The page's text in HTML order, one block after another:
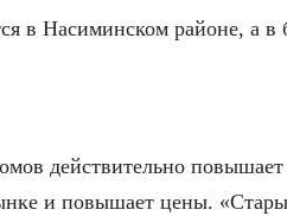
в Насиминском районе, а в
действительно повышает
и повышает цены.